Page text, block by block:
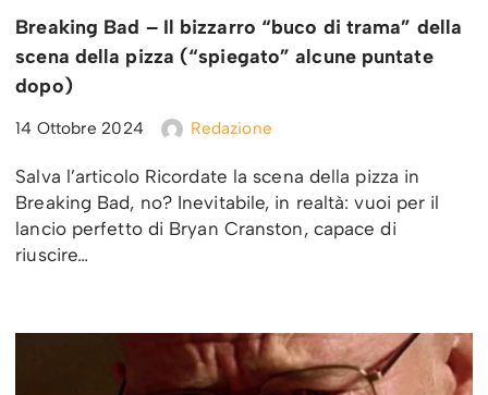
Breaking Bad – Il bizzarro “buco di trama” della
scena della pizza (“spiegato” alcune puntate
dopo)
14 Ottobre 2024 Redazione
Salva l’articolo Ricordate la scena della pizza in
Breaking Bad, no? Inevitabile, in realtà: vuoi per il
lancio perfetto di Bryan Cranston, capace di
riuscire…